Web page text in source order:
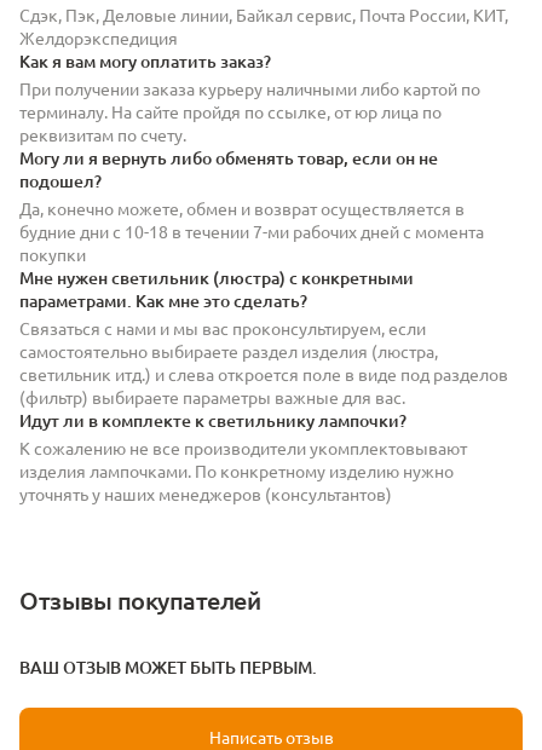
Сдэк, Пэк, Деловые линии, Байкал сервис, Почта России, КИТ,
Желдорэкспедиция
Как я вам могу оплатить заказ?
При получении заказа курьеру наличными либо картой по
терминалу. На сайте пройдя по ссылке, от юр лица по
реквизитам по счету.
Могу ли я вернуть либо обменять товар, если он не
подошел?
Да, конечно можете, обмен и возврат осуществляется в
будние дни с 10-18 в течении 7-ми рабочих дней с момента
покупки
Мне нужен светильник (люстра) с конкретными
параметрами. Как мне это сделать?
Связаться с нами и мы вас проконсультируем, если
самостоятельно выбираете раздел изделия (люстра,
светильник итд.) и слева откроется поле в виде под разделов
(фильтр) выбираете параметры важные для вас.
Идут ли в комплекте к светильнику лампочки?
К сожалению не все производители укомплектовывают
изделия лампочками. По конкретному изделию нужно
уточнять у наших менеджеров (консультантов)
Отзывы покупателей
ВАШ ОТЗЫВ МОЖЕТ БЫТЬ ПЕРВЫМ.
Написать отзыв